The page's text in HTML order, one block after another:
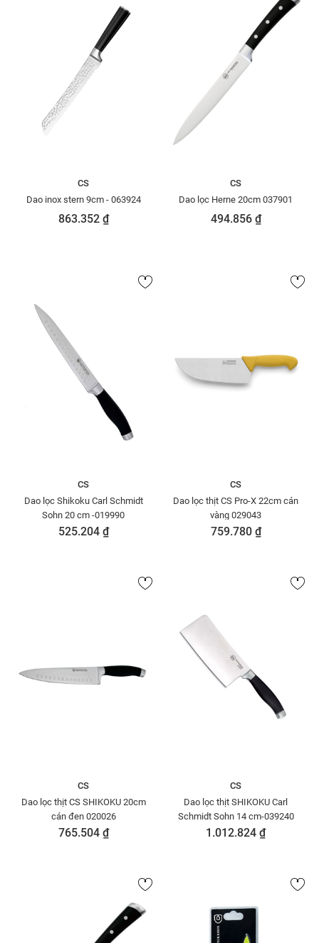
CS
Dao inox stern 9cm - 063924
863.352 ₫
CS
Dao lọc Herne 20cm 037901
494.856 ₫
CS
Dao lọc Shikoku Carl Schmidt
Sohn 20 cm -019990
525.204 ₫
CS
Dao lọc thịt CS Pro-X 22cm cán
vàng 029043
759.780 ₫
CS
Dao lọc thịt CS SHIKOKU 20cm
cán đen 020026
765.504 ₫
CS
Dao lọc thịt SHIKOKU Carl
Schmidt Sohn 14 cm-039240
1.012.824 ₫